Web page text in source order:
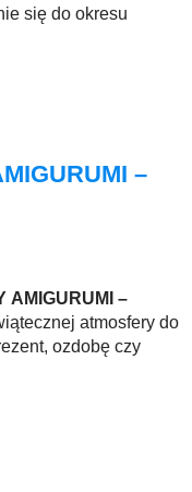
się do okresu
–
AMIGURUMI –
atmosfery do
ozdobę czy